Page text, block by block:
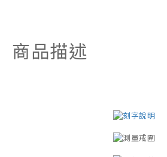
商品描述